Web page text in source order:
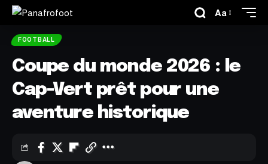
Aa
FOOTBALL
Coupe du monde 2026 : le
Cap-Vert prêt pour une
aventure historique